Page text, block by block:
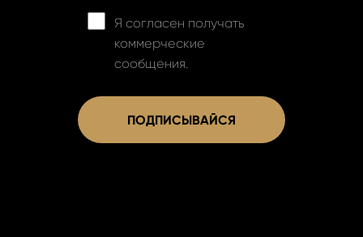
Я согласен получать
коммерческие
сообщения.
ПОДПИСЫВАЙСЯ